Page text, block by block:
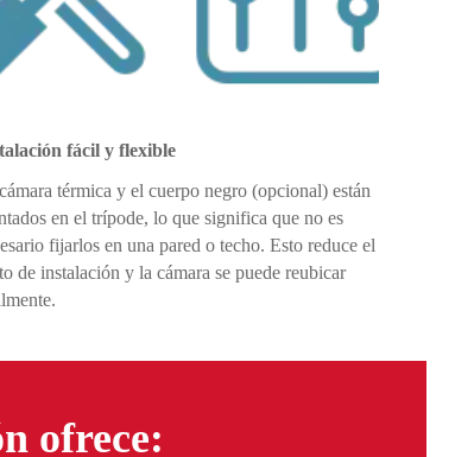
fácil y flexible
térmica y el cuerpo negro (opcional) están
en el trípode, lo que significa que no es
fijarlos en una pared o techo. Esto reduce el
de instalación y la cámara se puede reubicar
ofrece: